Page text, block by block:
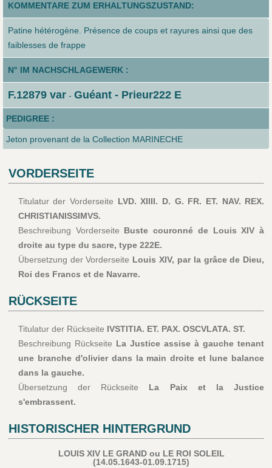
KOMMENTARE ZUM ERHALTUNGSZUSTAND:
Patine hétérogène. Présence de coups et rayures ainsi que des
faiblesses de frappe
N° IM NACHSCHLAGEWERK :
F.12879 var- Guéant - Prieur222 E
PEDIGREE :
Jeton provenant de la Collection MARINECHE
VORDERSEITE
Titulatur der Vorderseite LVD. XIIII. D. G. FR. ET. NAV. REX.
CHRISTIANISSIMVS.
Beschreibung Vorderseite Buste couronné de Louis XIV à
droite au type du sacre, type 222E.
Übersetzung der Vorderseite Louis XIV, par la grâce de Dieu,
Roi des Francs et de Navarre.
RÜCKSEITE
Titulatur der Rückseite IVSTITIA. ET. PAX. OSCVLATA. ST.
Beschreibung Rückseite La Justice assise à gauche tenant
une branche d'olivier dans la main droite et lune balance
dans la gauche.
Übersetzung der Rückseite La Paix et la Justice
s'embrassent.
HISTORISCHER HINTERGRUND
LOUIS XIV LE GRAND ou LE ROI SOLEIL
(14.05.1643-01.09.1715)